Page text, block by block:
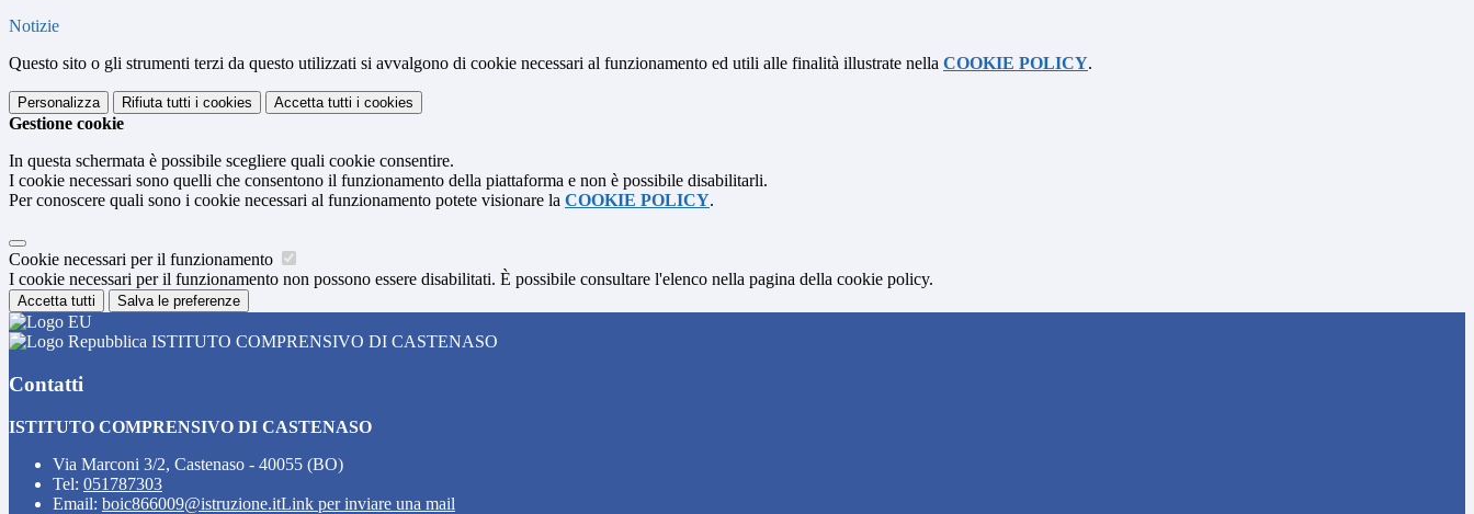
Notizie
Questo sito o gli strumenti terzi da questo utilizzati si avvalgono di cookie necessari al funzionamento ed utili alle finalità illustrate nella COOKIE POLICY.
Personalizza Rifiuta tutti i cookies Accetta tutti i cookies
Gestione cookie
In questa schermata è possibile scegliere quali cookie consentire.
I cookie necessari sono quelli che consentono il funzionamento della piattaforma e non è possibile disabilitarli.
Per conoscere quali sono i cookie necessari al funzionamento potete visionare la COOKIE POLICY.
Cookie necessari per il funzionamento
I cookie necessari per il funzionamento non possono essere disabilitati. È possibile consultare l'elenco nella pagina della cookie policy.
Accetta tutti Salva le preferenze
ISTITUTO COMPRENSIVO DI CASTENASO
Contatti
ISTITUTO COMPRENSIVO DI CASTENASO
Via Marconi 3/2, Castenaso - 40055 (BO)
Tel: 051787303
Email: boic866009@istruzione.itLink per inviare una mail